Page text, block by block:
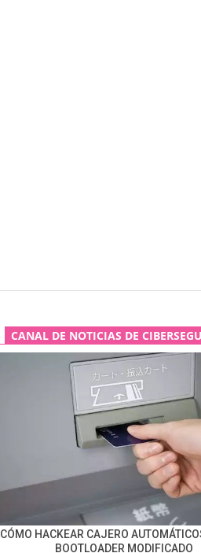
CANAL DE NOTICIAS DE
CÓMO HACKEAR CAJERO
BOOTLOADER MODIFICADO